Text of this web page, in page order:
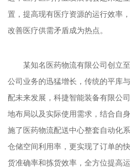
置，提高现有医疗资源的运行效率
改善医疗供需矛盾成为热点。
某知名医药物流有限公司创立
公司业务的迅猛增长，传统的平库
配未来发展，科捷智能装备有限公
地布局以及实际使用需求，结合自
施了医药物流配送中心整套自动化
仓储空间利用率，更实现了订单的
货准确率和拣货效率，全方位提高运